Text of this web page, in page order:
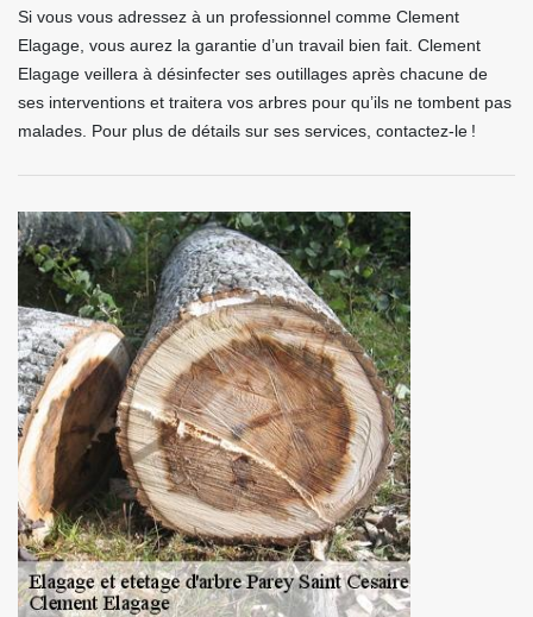
Si vous vous adressez à un professionnel comme Clement
Elagage, vous aurez la garantie d’un travail bien fait. Clement
Elagage veillera à désinfecter ses outillages après chacune de
ses interventions et traitera vos arbres pour qu’ils ne tombent pas
malades. Pour plus de détails sur ses services, contactez-le !